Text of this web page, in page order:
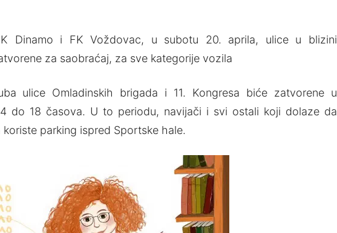
Dinamo i FK Voždovac, u subotu 20. aprila, ulice u blizini
za saobraćaj, za sve kategorije vozila
ulice Omladinskih brigada i 11. Kongresa biće zatvorene u
do 18 časova. U to periodu, navijači i svi ostali koji dolaze da
parking ispred Sportske hale.